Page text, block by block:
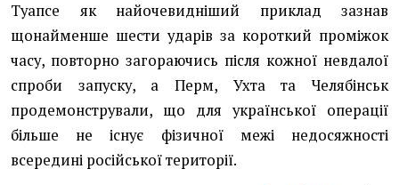
Туапсе як найочевидніший приклад зазнав
щонайменше шести ударів за короткий проміжок
часу, повторно загораючись після кожної невдалої
спроби запуску, а Перм, Ухта та Челябінськ
продемонстрували, що для української операції
більше не існує фізичної межі недосяжності
всередині російської території.